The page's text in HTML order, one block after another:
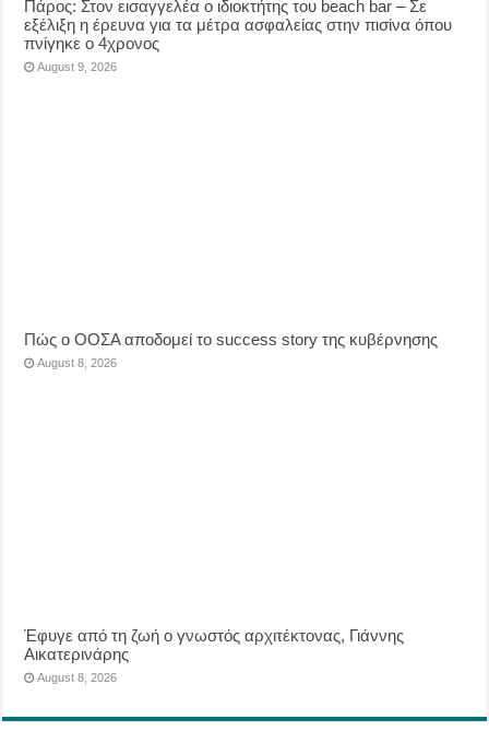
Πάρος: Στον εισαγγελέα ο ιδιοκτήτης του beach bar – Σε
εξέλιξη η έρευνα για τα μέτρα ασφαλείας στην πισίνα όπου
πνίγηκε ο 4χρονος
August 9, 2026
Πώς ο ΟΟΣΑ αποδομεί το success story της κυβέρνησης
August 8, 2026
Έφυγε από τη ζωή ο γνωστός αρχιτέκτονας, Γιάννης
Αικατερινάρης
August 8, 2026